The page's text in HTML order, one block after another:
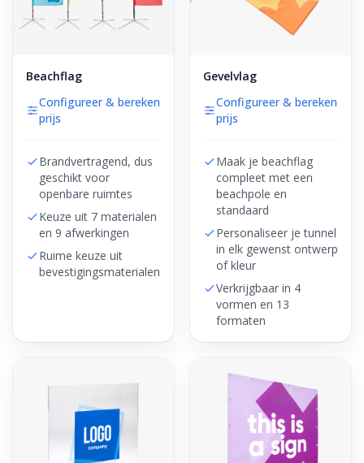
Beachflag
Configureer & bereken
prijs
Brandvertragend, dus
geschikt voor
openbare ruimtes
Keuze uit 7 materialen
en 9 afwerkingen
Ruime keuze uit
bevestigingsmaterialen
Gevelvlag
Configureer & bereken
prijs
Maak je beachflag
compleet met een
beachpole en
standaard
Personaliseer je tunnel
in elk gewenst ontwerp
of kleur
Verkrijgbaar in 4
vormen en 13
formaten